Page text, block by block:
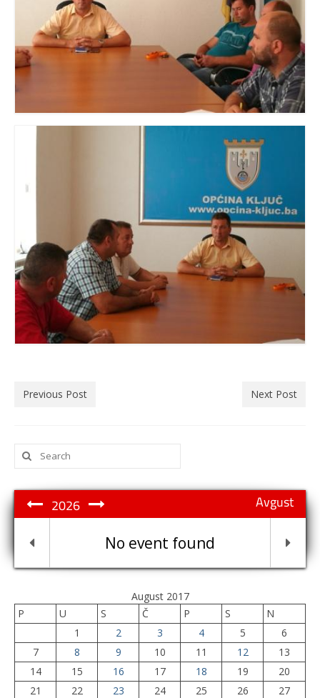
Previous Post Next Post
Search
for:
Avgust
2026
No event found
August 2017
P
U S Č P S
N
1
2 3 4 5
6
7
8 9 10 11 12
13
14
15 16 17 18 19
20
21
22 23 24 25 26
27